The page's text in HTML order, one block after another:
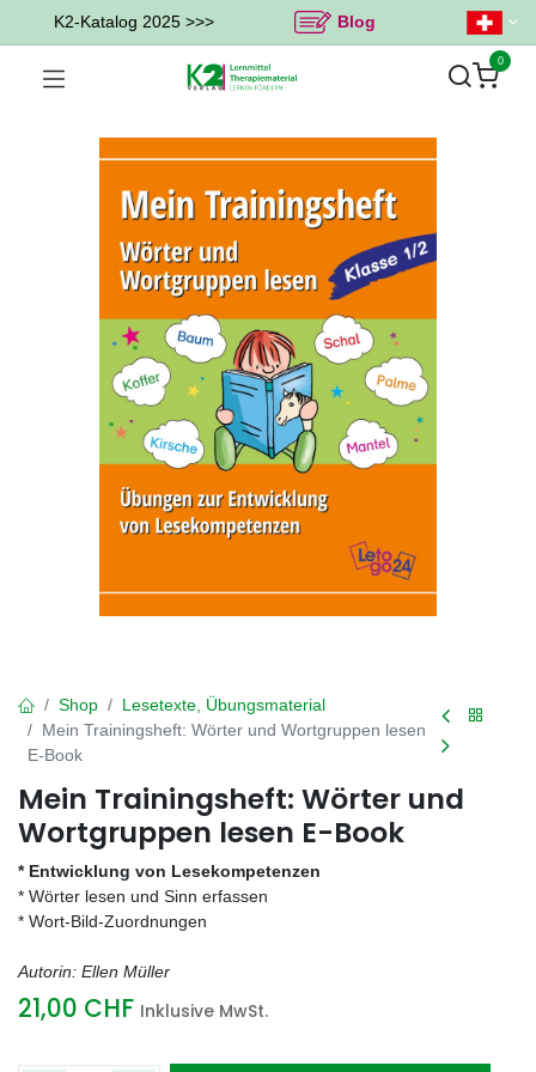
K2-Katalog 2025 >>> Blog
0
Shop
Lesetexte, Übungsmaterial
Mein Trainingsheft: Wörter und Wortgruppen lesen
E-Book
Mein Trainingsheft: Wörter und
Wortgruppen lesen E-Book
* Entwicklung von Lesekompetenzen
* Wörter lesen und Sinn erfassen
* Wort-Bild-Zuordnungen
Autorin: Ellen Müller
21,00 CHF Inklusive MwSt.